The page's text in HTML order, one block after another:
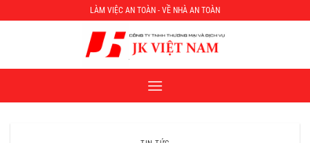
đến
LÀM VIỆC AN TOÀN - VỀ NHÀ AN TOÀN